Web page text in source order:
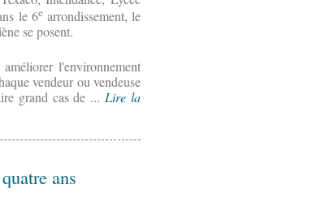
le 6earrondissement, le
se posent.
l'environnement
vendeur ou vendeuse
grand cas de ...Lire la
ans